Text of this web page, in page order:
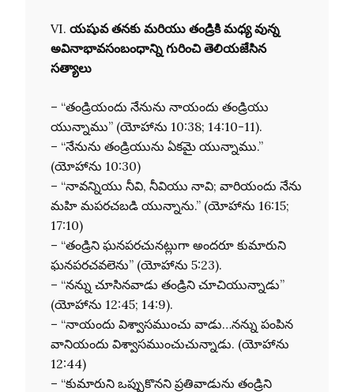
VI. యషువ తనకు మరియు తండ్రికి మధ్య వున్న
అవినాభావసంబంధాన్ని గురించి తెలియజేసిన
సత్యాలు
– “తండ్రియందు నేనును నాయందు తండ్రియు
యున్నాము” (యోహాను 10:38; 14:10-11).
– “నేనును తండ్రియును ఏకమై యున్నాము.”
(యోహాను 10:30)
– “నావన్నియు నీవి, నీవియు నావి; వారియందు నేను
మహి మపరచబడి యున్నాను.” (యోహాను 16:15;
17:10)
– “తండ్రిని ఘనపరచునట్లుగా అందరూ కుమారుని
ఘనపరచవలెను” (యోహాను 5:23).
– “నన్ను చూసినవాడు తండ్రిని చూచియున్నాడు”
(యోహాను 12:45; 14:9).
– “నాయందు విశ్వాసముంచు వాడు…నన్ను పంపిన
వానియందు విశ్వాసముంచుచున్నాడు. (యోహాను
12:44)
– “కుమారుని ఒప్పుకొనని ప్రతివాడును తండ్రిని